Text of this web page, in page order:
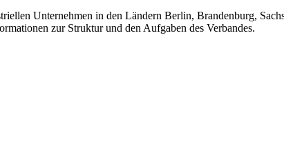
Unternehmen in den Ländern Berlin, Brandenburg,
zur Struktur und den Aufgaben des Verbandes.